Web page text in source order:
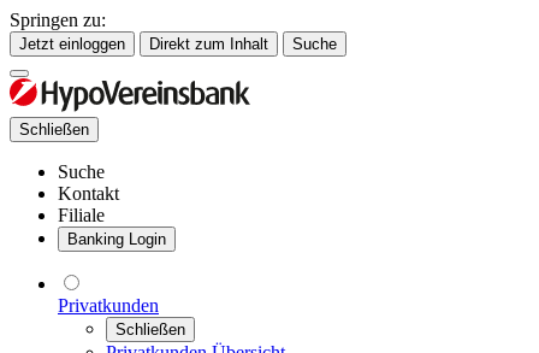
Springen zu:
Jetzt einloggen Direkt zum Inhalt Suche
Schließen
Suche
Kontakt
Filiale
Banking Login
Privatkunden
Schließen